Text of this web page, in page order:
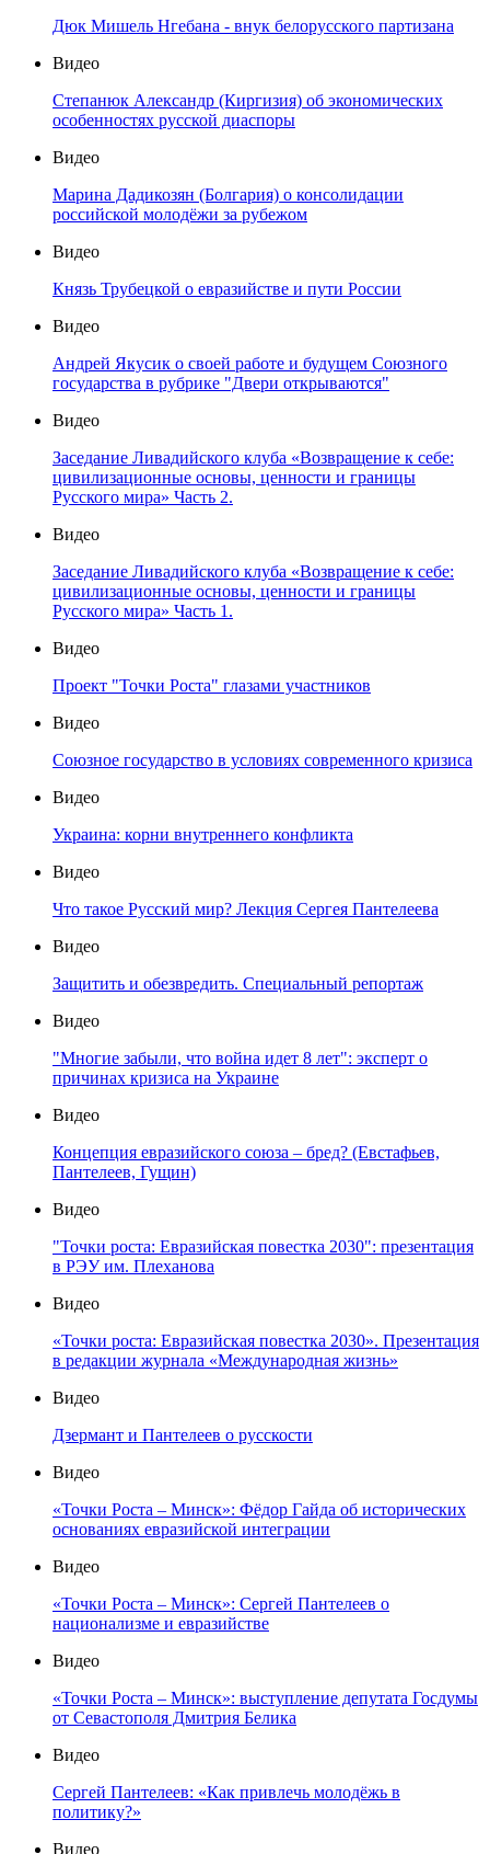
Дюк Мишель Нгебана - внук белорусского партизана
Видео
Степанюк Александр (Киргизия) об экономических
особенностях русской диаспоры
Видео
Марина Дадикозян (Болгария) о консолидации
российской молодёжи за рубежом
Видео
Князь Трубецкой о евразийстве и пути России
Видео
Андрей Якусик о своей работе и будущем Союзного
государства в рубрике "Двери открываются"
Видео
Заседание Ливадийского клуба «Возвращение к себе:
цивилизационные основы, ценности и границы
Русского мира» Часть 2.
Видео
Заседание Ливадийского клуба «Возвращение к себе:
цивилизационные основы, ценности и границы
Русского мира» Часть 1.
Видео
Проект "Точки Роста" глазами участников
Видео
Союзное государство в условиях современного кризиса
Видео
Украина: корни внутреннего конфликта
Видео
Что такое Русский мир? Лекция Сергея Пантелеева
Видео
Защитить и обезвредить. Специальный репортаж
Видео
"Многие забыли, что война идет 8 лет": эксперт о
причинах кризиса на Украине
Видео
Концепция евразийского союза – бред? (Евстафьев,
Пантелеев, Гущин)
Видео
"Точки роста: Евразийская повестка 2030": презентация
в РЭУ им. Плеханова
Видео
«Точки роста: Евразийская повестка 2030». Презентация
в редакции журнала «Международная жизнь»
Видео
Дзермант и Пантелеев о русскости
Видео
«Точки Роста – Минск»: Фёдор Гайда об исторических
основаниях евразийской интеграции
Видео
«Точки Роста – Минск»: Сергей Пантелеев о
национализме и евразийстве
Видео
«Точки Роста – Минск»: выступление депутата Госдумы
от Севастополя Дмитрия Белика
Видео
Сергей Пантелеев: «Как привлечь молодёжь в
политику?»
Видео